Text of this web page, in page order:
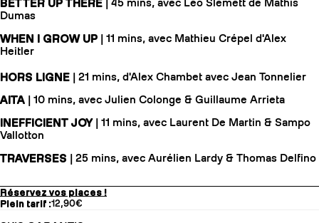
BETTER UP THERE | 45 mins, avec Léo Slemett de Mathis
Dumas
WHEN I GROW UP | 11 mins, avec Mathieu Crépel d'Alex
Heitler
HORS LIGNE | 21 mins, d'Alex Chambet avec Jean Tonnelier
AITA | 10 mins, avec Julien Colonge & Guillaume Arrieta
INEFFICIENT JOY| 11 mins, avec Laurent De Martin & Sampo
Vallotton
TRAVERSES | 25 mins, avec Aurélien Lardy & Thomas Delfino
Réservez vos places !
Plein tarif :12,90€